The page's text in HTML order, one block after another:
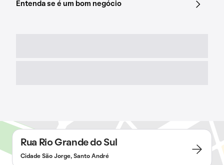
Entenda se é um bom negócio
Rua Rio Grande do Sul
Cidade São Jorge, Santo André